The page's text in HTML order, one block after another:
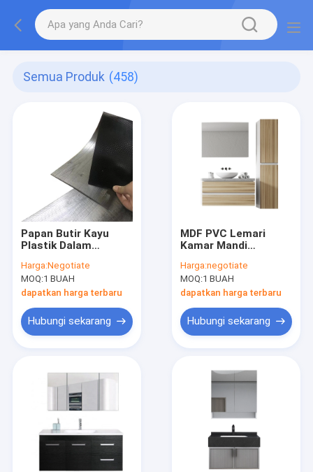
Semua Produk (458)
Papan Butir Kayu
Plastik Dalam
LVT Timbul Selesai
Halus
Harga:Negotiate
MOQ:1 BUAH
dapatkan harga terbaru
Hubungi sekarang
MDF PVC Lemari
Kamar Mandi
Mounted Space
Saving Makeup
Vanity
Harga:negotiate
MOQ:1 BUAH
dapatkan harga terbaru
Hubungi sekarang